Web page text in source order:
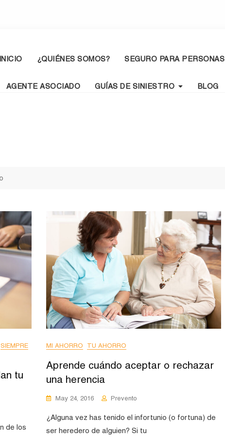
INICIO ¿QUIÉNES SOMOS? SEGURO PARA PERSONAS
AGENTE ASOCIADO GUÍAS DE SINIESTRO BLOG
SIEMPRE
tu
de los
MI AHORRO TU AHORRO
Aprende cuándo aceptar o rechazar
una herencia
May 24, 2016 Prevento
¿Alguna vez has tenido el infortunio (o fortuna) de
ser heredero de alguien? Si tu